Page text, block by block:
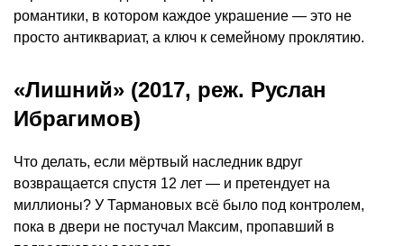
романтики, в котором каждое украшение — это не
просто антиквариат, а ключ к семейному проклятию.
«Лишний» (2017, реж. Руслан
Ибрагимов)
Что делать, если мёртвый наследник вдруг
возвращается спустя 12 лет — и претендует на
миллионы? У Тармановых всё было под контролем,
пока в двери не постучал Максим, пропавший в